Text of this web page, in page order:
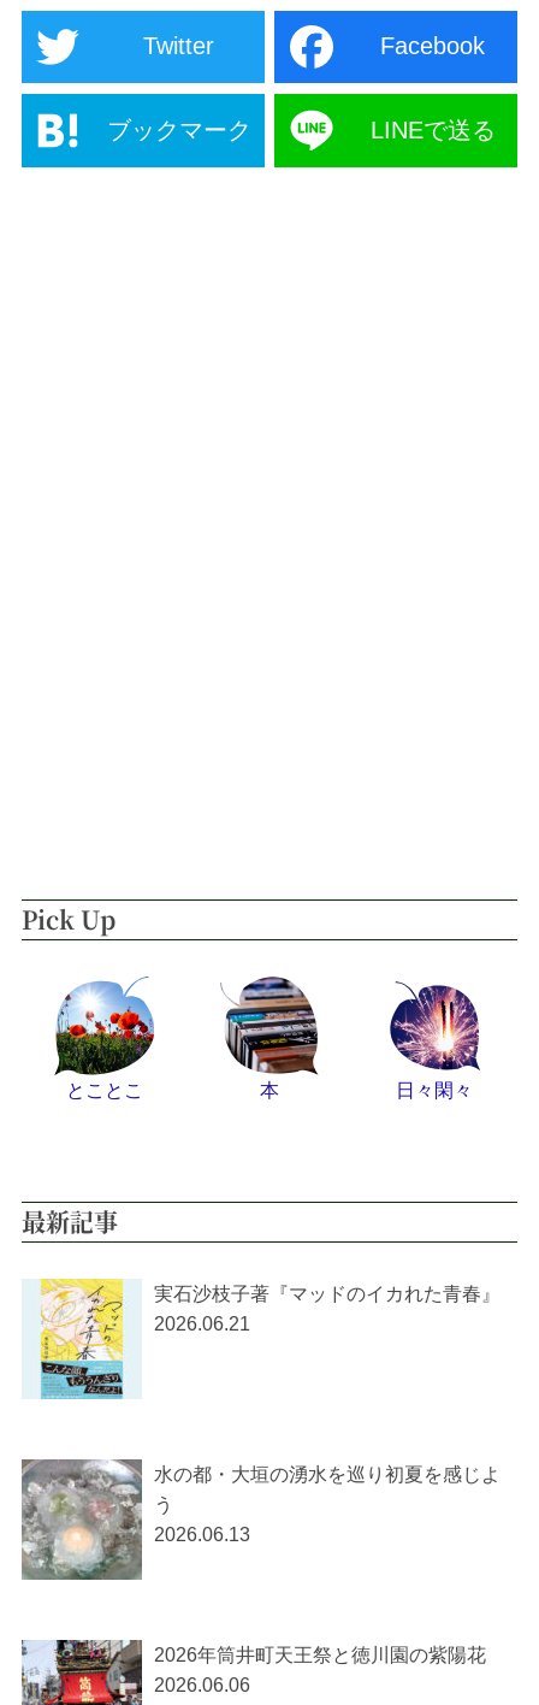
Twitter Facebook
ブックマーク LINEで送る
Pick Up
とことこ 本 日々閑々
最新記事
実石沙枝子著『マッドのイカれた青春』
2026.06.21
水の都・大垣の湧水を巡り初夏を感じよ
う
2026.06.13
2026年筒井町天王祭と徳川園の紫陽花
2026.06.06